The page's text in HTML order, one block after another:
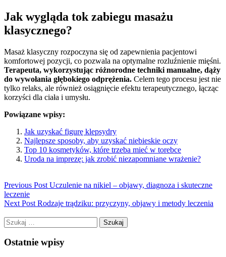
Jak wygląda tok zabiegu masażu
klasycznego?
Masaż klasyczny rozpoczyna się od zapewnienia pacjentowi
komfortowej pozycji, co pozwala na optymalne rozluźnienie mięśni.
Terapeuta, wykorzystując różnorodne techniki manualne, dąży
do wywołania głębokiego odprężenia. Celem tego procesu jest nie
tylko relaks, ale również osiągnięcie efektu terapeutycznego, łącząc
korzyści dla ciała i umysłu.
Powiązane wpisy:
Jak uzyskać figurę klepsydry
Najlepsze sposoby, aby uzyskać niebieskie oczy
Top 10 kosmetyków, które trzeba mieć w torebce
Uroda na imprezę: jak zrobić niezapomniane wrażenie?
Previous Post Uczulenie na nikiel – objawy, diagnoza i skuteczne
leczenie
Next Post Rodzaje trądziku: przyczyny, objawy i metody leczenia
Szukaj:
Ostatnie wpisy